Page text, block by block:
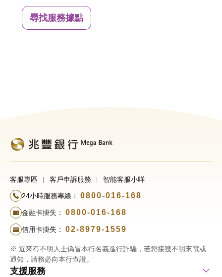
尋找服務據點
客服專區 客戶申訴服務 智能客服小咩
24小時服務專線： 0800-016-168
金融卡掛失： 0800-016-168
信用卡掛失： 02-8979-1559
※ 近來有不明人士偽冒本行名義進行詐騙，若您接獲不明來電或
通知，請務必向本行查證。
支援服務